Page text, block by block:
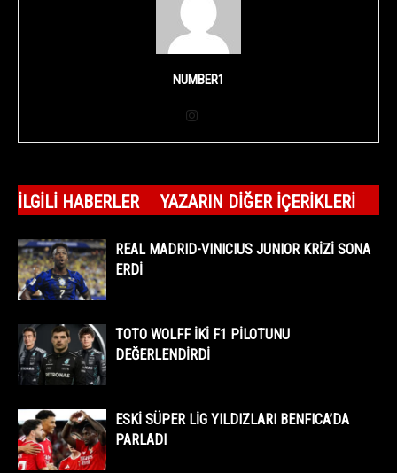
NUMBER1
İLGILI HABERLER YAZARIN DIĞER İÇERIKLERI
REAL MADRID-VINICIUS JUNIOR KRİZİ SONA
ERDİ
TOTO WOLFF İKİ F1 PİLOTUNU
DEĞERLENDİRDİ
ESKİ SÜPER LİG YILDIZLARI BENFICA’DA
PARLADI